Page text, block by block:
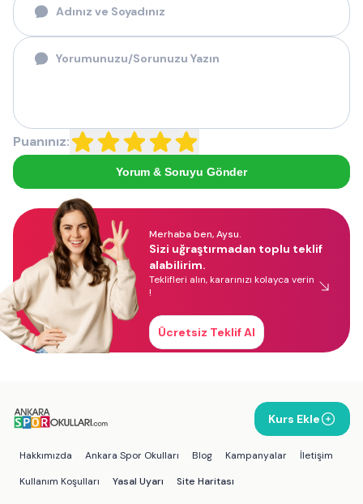
Puanınız:
Yorum & Soruyu Gönder
Merhaba ben, Aysu.
Sizi uğraştırmadan toplu teklif
alabilirim.
Teklifleri alın, kararınızı kolayca verin
!
Ücretsiz Teklif Al
Kurs Ekle
Hakkımızda Ankara Spor Okulları Blog Kampanyalar
İletişim
Kullanım Koşulları
Yasal Uyarı Site Haritası